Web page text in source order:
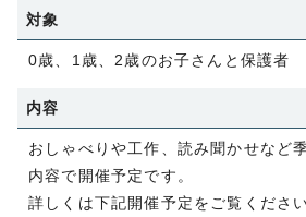
対象
0歳、1歳、2歳のお子さんと保護者
内容
おしゃべりや工作、読み聞かせなど
内容で開催予定です。
詳しくは下記開催予定をご覧ください